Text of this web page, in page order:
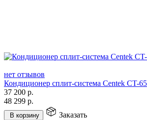
нет отзывов
Кондиционер cплит-система Centek CT-
37 200 р.
48 299 р.
В корзину Заказать